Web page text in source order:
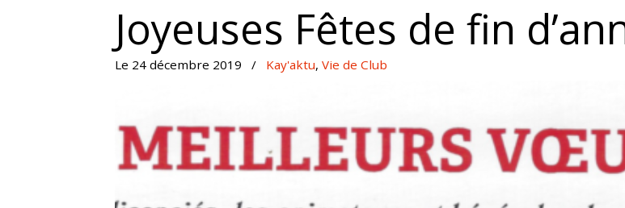
Joyeuses Fêtes de fin
Le 24 décembre 2019 / Kay'aktu, Vie de Club